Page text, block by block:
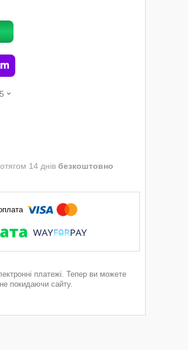
14 днів безкоштовно
платежі. Тепер ви можете
покидаючи сайту.